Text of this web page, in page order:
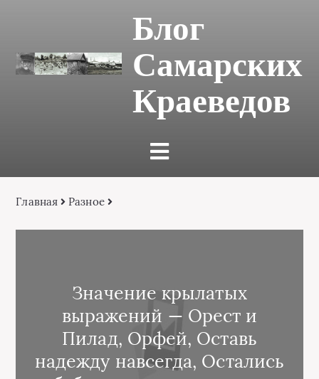
Блог
Самарских
Краеведов
Главная Разное
Значение крылатых
выражений — Орест и
Пилад, Орфей, Оставь
надежду навсегда, Остались